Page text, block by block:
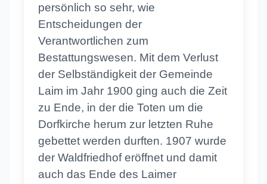
persönlich so sehr, wie
Entscheidungen der
Verantwortlichen zum
Bestattungswesen. Mit dem Verlust
der Selbständigkeit der Gemeinde
Laim im Jahr 1900 ging auch die Zeit
zu Ende, in der die Toten um die
Dorfkirche herum zur letzten Ruhe
gebettet werden durften. 1907 wurde
der Waldfriedhof eröffnet und damit
auch das Ende des Laimer